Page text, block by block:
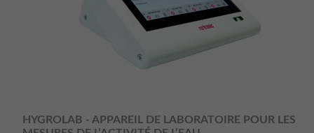
HYGROLAB - APPAREIL DE LABORATOIRE POUR LES